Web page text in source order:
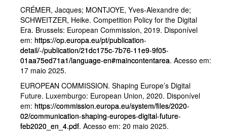
CRÉMER, Jacques; MONTJOYE, Yves-Alexandre de;
SCHWEITZER, Heike. Competition Policy for the Digital
Era. Brussels: European Commission, 2019. Disponível
em: https://op.europa.eu/pt/publication-
detail/-/publication/21dc175c-7b76-11e9-9f05-
01aa75ed71a1/language-en#maincontentarea. Acesso em:
17 maio 2025.
EUROPEAN COMMISSION. Shaping Europe’s Digital
Future. Luxemburgo: European Union, 2020. Disponível
em: https://commission.europa.eu/system/files/2020-
02/communication-shaping-europes-digital-future-
feb2020_en_4.pdf. Acesso em: 20 maio 2025.